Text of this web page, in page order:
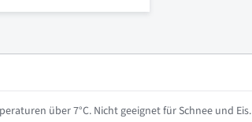
über 7°C. Nicht geeignet für Schnee und Eis.